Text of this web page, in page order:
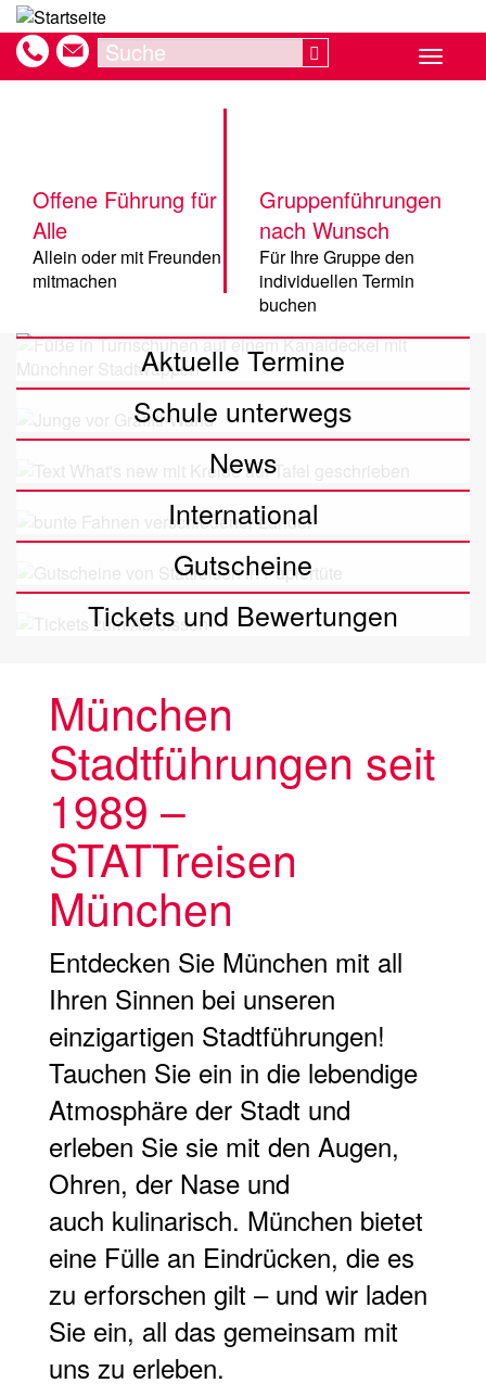
Direkt
zum
Inhalt
Search Search
Toggle
Offene Führung für
Alle
Allein oder mit Freunden
mitmachen
Gruppenführungen
nach Wunsch
Für Ihre Gruppe den
individuellen Termin
buchen
Aktuelle Termine
Schule unterwegs
News
International
Gutscheine
Tickets und Bewertungen
München
Stadtführungen seit
1989 –
STATTreisen
München
Entdecken Sie München mit all
Ihren Sinnen bei unseren
einzigartigen Stadtführungen!
Tauchen Sie ein in die lebendige
Atmosphäre der Stadt und
erleben Sie sie mit den Augen,
Ohren, der Nase und
auch kulinarisch. München bietet
eine Fülle an Eindrücken, die es
zu erforschen gilt – und wir laden
Sie ein, all das gemeinsam mit
uns zu erleben.